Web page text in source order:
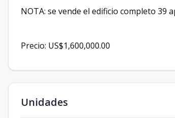
NOTA: se vende el edificio completo 39
Precio: US$1,600,000.00
Unidades